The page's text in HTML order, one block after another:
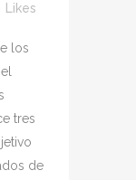
Likes
los
tres
de